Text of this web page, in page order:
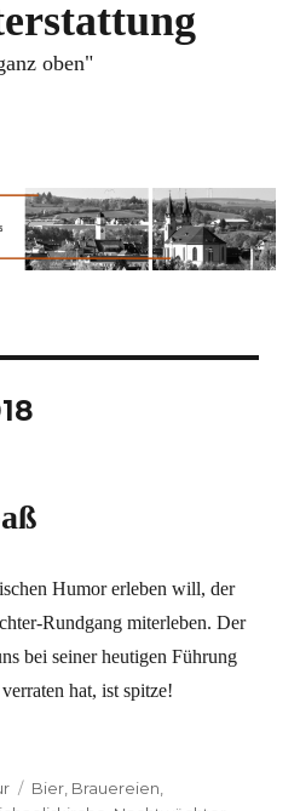
oben"
Humor erleben will, der
Rundgang miterleben. Der
bei seiner heutigen Führung
hat, ist spitze!
Schlagwörter
Bier Brauereien